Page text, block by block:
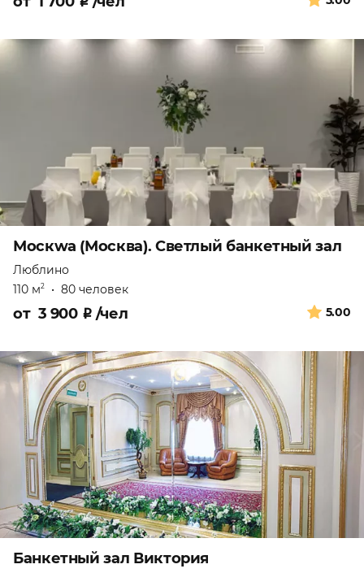
Москwa (Москва). Светлый банкетный зал
Люблино
110 м2 • 80 человек
5.00
от 3 900 ₽ /чел
Банкетный зал Виктория